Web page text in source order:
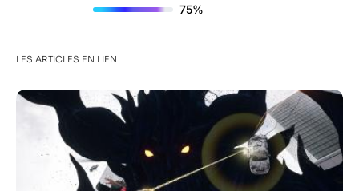
75%
LES ARTICLES EN LIEN